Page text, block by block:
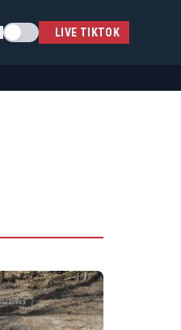
Schimba temaLIVE TIKTOK